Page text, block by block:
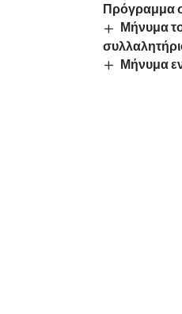
Πρόγραμμα
Μήνυμα
Μήνυμα